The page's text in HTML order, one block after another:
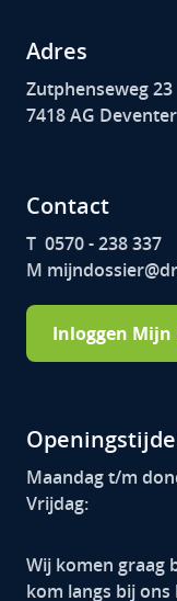
Adres
Zutphenseweg 23
7418 AG Deventer
Contact
T 0570 - 238 337
M
Inloggen Mijn
Maandag t/m
Vrijdag:
Wij komen graag
kom langs bij